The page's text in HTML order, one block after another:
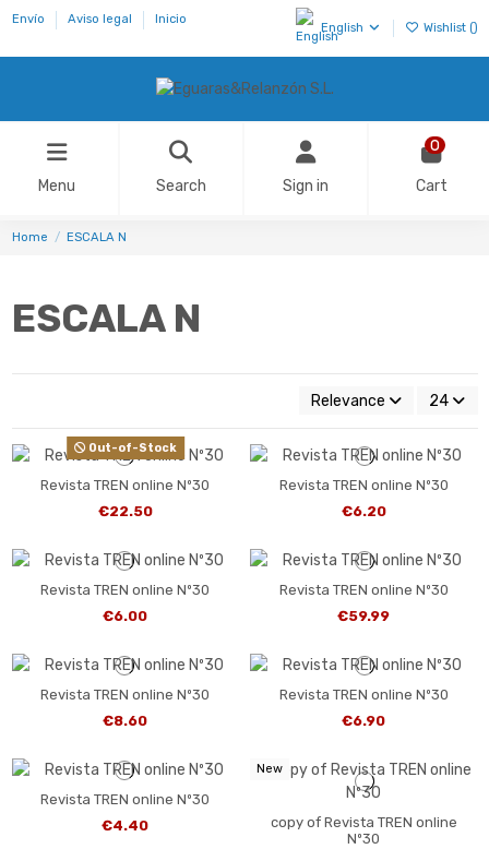
Envío Aviso legal Inicio
English Wishlist ()
Menu Search Sign in
0
Cart
Home ESCALA N
ESCALA N
Relevance 24
Out-of-Stock
Revista TREN online Nº30
€22.50
Revista TREN online Nº30
€6.20
Revista TREN online Nº30
€6.00
Revista TREN online Nº30
€59.99
Revista TREN online Nº30
€8.60
Revista TREN online Nº30
€6.90
Revista TREN online Nº30
€4.40
New
copy of Revista TREN online
Nº30